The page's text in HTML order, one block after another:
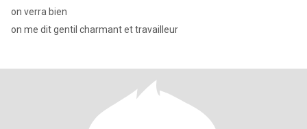
on verra bien
on me dit gentil charmant et travailleur